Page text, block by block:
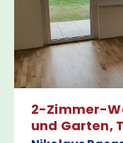
2-Zimmer-
und Garten,